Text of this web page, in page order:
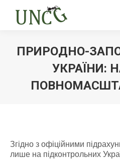
ПРИРОДНО-
УКРАЇНИ:
Згідно з офіційними
лише на підконтрольних